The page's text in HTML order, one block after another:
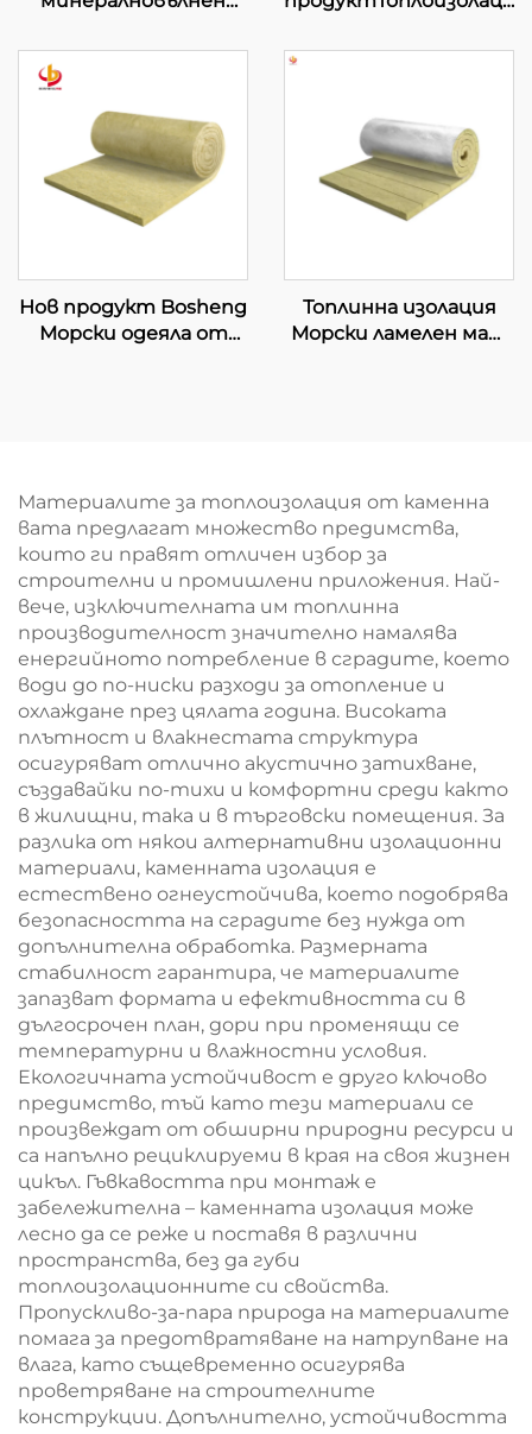
топлоизолационен
одеял с мрежа от
желязна проволока 120
kg/m³
Минералновълнено
одеяло
каменна вата за
кораби
Нов продукт Bosheng
Морски одеяла от
базалтова каменна
вата
Топлинна изолация
Морски ламелен мат
Материалите за топлоизолация от каменна
вата предлагат множество предимства,
които ги правят отличен избор за
строителни и промишлени приложения. Най-
вече, изключителната им топлинна
производителност значително намалява
енергийното потребление в сградите, което
води до по-ниски разходи за отопление и
охлаждане през цялата година. Високата
плътност и влакнестата структура
осигуряват отлично акустично затихване,
създавайки по-тихи и комфортни среди както
в жилищни, така и в търговски помещения. За
разлика от някои алтернативни изолационни
материали, каменната изолация е
естествено огнеустойчива, което подобрява
безопасността на сградите без нужда от
допълнителна обработка. Размерната
стабилност гарантира, че материалите
запазват формата и ефективността си в
дългосрочен план, дори при променящи се
температурни и влажностни условия.
Екологичната устойчивост е друго ключово
предимство, тъй като тези материали се
произвеждат от обширни природни ресурси и
са напълно рециклируеми в края на своя жизнен
цикъл. Гъвкавостта при монтаж е
забележителна – каменната изолация може
лесно да се реже и поставя в различни
пространства, без да губи
топлоизолационните си свойства.
Пропускливо-за-пара природа на материалите
помага за предотвратяване на натрупване на
влага, като същевременно осигурява
проветряване на строителните
конструкции. Допълнително, устойчивостта